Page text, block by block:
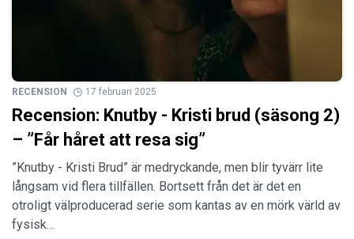
RECENSION 17 februari 2025
Recension: Knutby - Kristi brud (säsong 2)
– ”Får håret att resa sig”
”Knutby - Kristi Brud” är medryckande, men blir tyvärr lite
långsam vid flera tillfällen. Bortsett från det är det en
otroligt välproducerad serie som kantas av en mörk värld av
fysisk…